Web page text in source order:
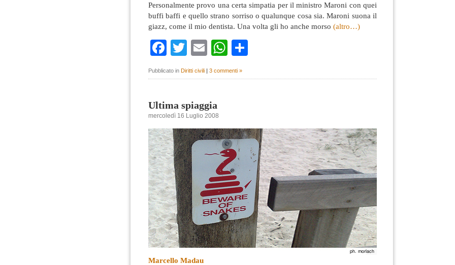
Personalmente provo una certa simpatia per il ministro Maroni con quei
buffi baffi e quello strano sorriso o qualunque cosa sia. Maroni suona il
giazz, come il mio dentista. Una volta gli ho anche morso (altro…)
Facebook
TwitterEmailWhatsApp
Pubblicato in Diritti civili | 3 commenti »
Ultima spiaggia
mercoledì 16 Luglio 2008
Marcello Madau